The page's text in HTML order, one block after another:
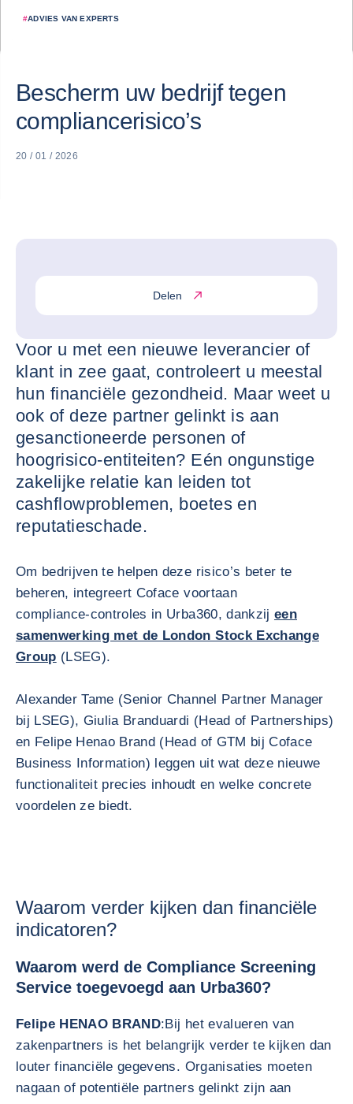
#ADVIES VAN EXPERTS
Bescherm uw bedrijf tegen
compliancerisico’s
20 / 01 / 2026
Delen
Voor u met een nieuwe leverancier of
klant in zee gaat, controleert u meestal
hun financiële gezondheid. Maar weet u
ook of deze partner gelinkt is aan
gesanctioneerde personen of
hoogrisico-entiteiten? Eén ongunstige
zakelijke relatie kan leiden tot
cashflowproblemen, boetes en
reputatieschade.
Om bedrijven te helpen deze risico’s beter te
beheren, integreert Coface voortaan
compliance‑controles in Urba360, dankzij een
samenwerking met de London Stock Exchange
Group (LSEG).
Alexander Tame (Senior Channel Partner Manager
bij LSEG), Giulia Branduardi (Head of Partnerships)
en Felipe Henao Brand (Head of GTM bij Coface
Business Information) leggen uit wat deze nieuwe
functionaliteit precies inhoudt en welke concrete
voordelen ze biedt.
Waarom verder kijken dan financiële
indicatoren?
Waarom werd de Compliance Screening
Service toegevoegd aan Urba360?
Felipe HENAO BRAND:Bij het evalueren van
zakenpartners is het belangrijk verder te kijken dan
louter financiële gegevens. Organisaties moeten
nagaan of potentiële partners gelinkt zijn aan